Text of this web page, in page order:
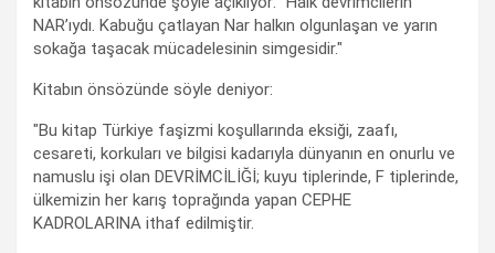
NAR’ıydı. Kabuğu çatlayan Nar halkın olgunlaşan ve yarın
sokağa taşacak mücadelesinin simgesidir."
Kitabın önsözünde söyle deniyor:
"Bu kitap Türkiye faşizmi koşullarında eksiği, zaafı,
cesareti, korkuları ve bilgisi kadarıyla dünyanın en onurlu ve
namuslu işi olan DEVRİMCİLİĞİ; kuyu tiplerinde, F tiplerinde,
ülkemizin her karış toprağında yapan CEPHE
KADROLARINA ithaf edilmiştir.